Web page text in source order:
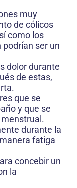
muy
de cólicos
como los
podrían ser un
dolor durante
de estas,
que se
y que se
durante la
fatiga
concebir un
la